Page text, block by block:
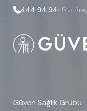
444 94 94• Bizi
Güven Sağlık Grubu